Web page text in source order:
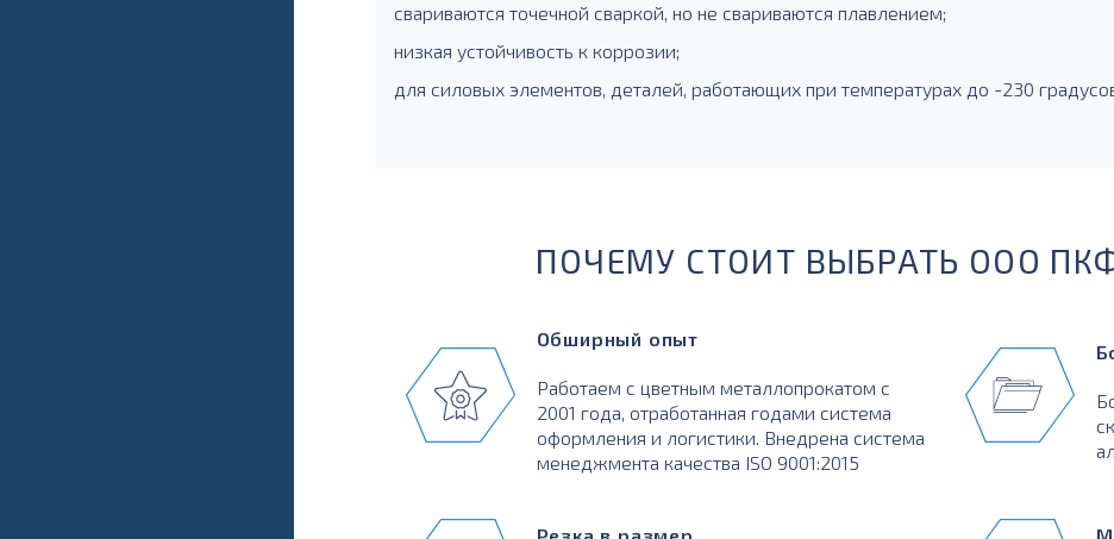
свариваются точечной сваркой, но не свариваются плавлением;
низкая устойчивость к коррозии;
для силовых элементов, деталей, работающих при температурах до -230
ПОЧЕМУ СТОИТ ВЫБРАТЬ ООО
Обширный опыт
Работаем с цветным металлопрокатом с
2001 года, отработанная годами система
оформления и логистики. Внедрена система
менеджмента качества ISO 9001:2015